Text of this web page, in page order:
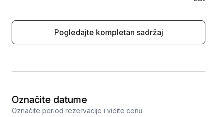
Pogledajte kompletan sadržaj
Označite datume
Označite period rezervacije i vidite cenu